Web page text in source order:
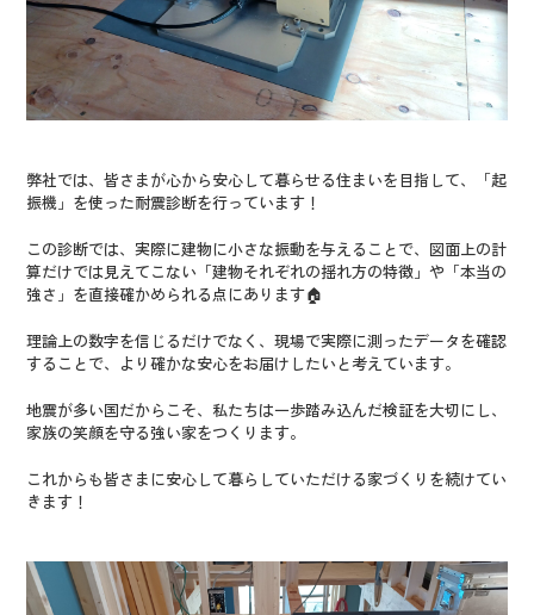
弊社では、皆さまが心から安心して暮らせる住まいを目指して、「起
振機」を使った耐震診断を行っています！
この診断では、実際に建物に小さな振動を与えることで、図面上の計
算だけでは見えてこない「建物それぞれの揺れ方の特徴」や「本当の
強さ」を直接確かめられる点にあります🏠
理論上の数字を信じるだけでなく、現場で実際に測ったデータを確認
することで、より確かな安心をお届けしたいと考えています。
地震が多い国だからこそ、私たちは一歩踏み込んだ検証を大切にし、
家族の笑顔を守る強い家をつくります。
これからも皆さまに安心して暮らしていただける家づくりを続けてい
きます！